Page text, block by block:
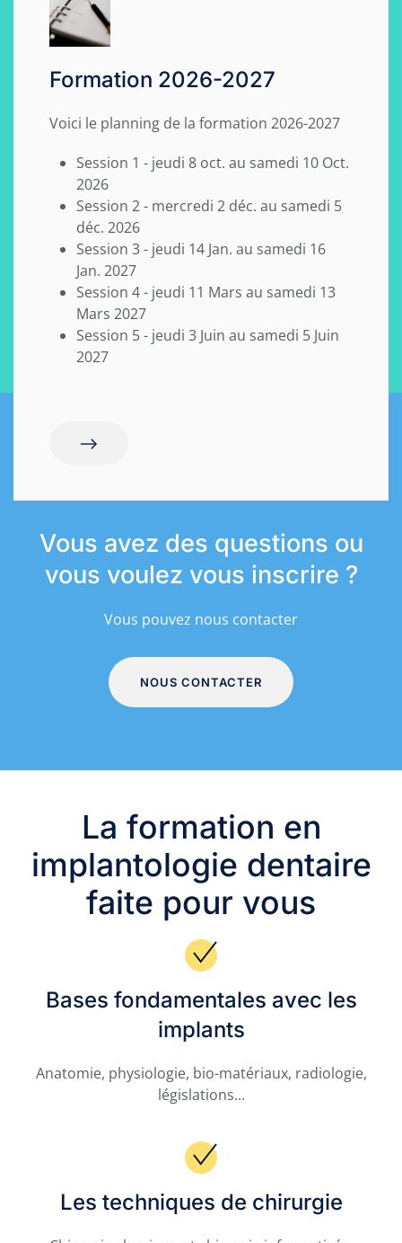
Formation 2026-2027
Voici le planning de la formation 2026-2027
Session 1 - jeudi 8 oct. au samedi 10 Oct.
2026
Session 2 - mercredi 2 déc. au samedi 5
déc. 2026
Session 3 - jeudi 14 Jan. au samedi 16
Jan. 2027
Session 4 - jeudi 11 Mars au samedi 13
Mars 2027
Session 5 - jeudi 3 Juin au samedi 5 Juin
2027
Vous avez des questions ou
vous voulez vous inscrire ?
Vous pouvez nous contacter
NOUS CONTACTER
La formation en
implantologie dentaire
faite pour vous
Bases fondamentales avec les
implants
Anatomie, physiologie, bio-matériaux, radiologie,
législations...
Les techniques de chirurgie